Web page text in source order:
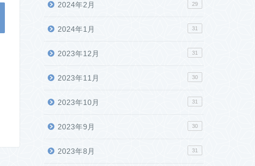
2024年2月 29
2024年1月 31
2023年12月 31
2023年11月 30
2023年10月 31
2023年9月 30
2023年8月 31